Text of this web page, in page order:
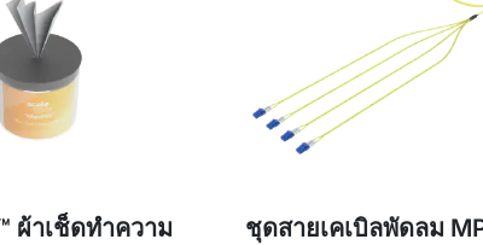
ผ้าเช็ดทำความ
ชุดสายเคเบิลพัดลม